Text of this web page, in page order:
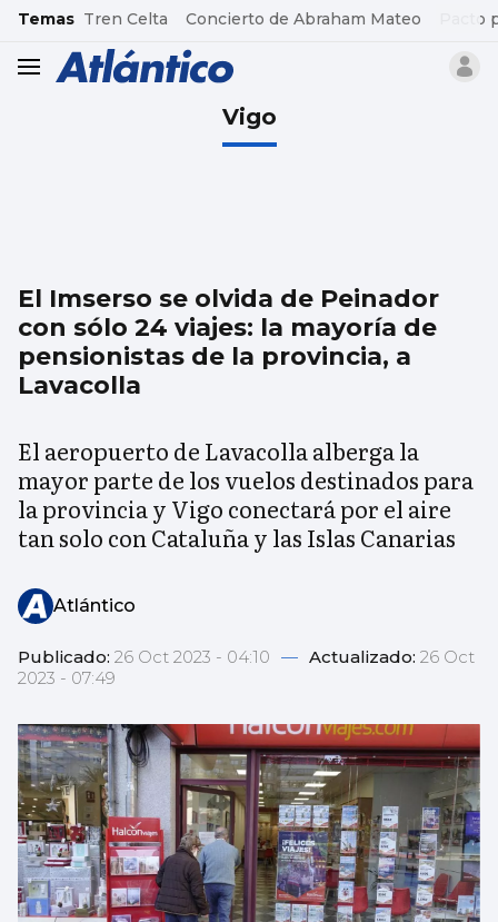
common.go-to-content
Temas Tren Celta Concierto de Abraham Mateo Pacto
header.menu.open
Vigo
El Imserso se olvida de Peinador
con sólo 24 viajes: la mayoría de
pensionistas de la provincia, a
Lavacolla
El aeropuerto de Lavacolla alberga la
mayor parte de los vuelos destinados para
la provincia y Vigo conectará por el aire
tan solo con Cataluña y las Islas Canarias
Atlántico
Publicado: 26 Oct 2023 - 04:10 — Actualizado: 26 Oct
2023 - 07:49